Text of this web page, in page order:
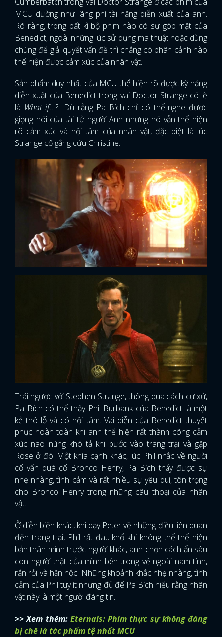
MCU dường như lãng phí tài năng diễn xuất của anh.
Rõ ràng, trong bất kì bộ phim nào có sự góp mặt của
Benedict, ngoài những lúc sử dụng ma thuật hoặc dùng
chúng để giải quyết vấn đề thì chẳng có phân cảnh nào
thể hiện được cảm xúc của nhân vật.
Sản phẩm duy nhất của MCU thể hiện rõ được kỹ năng
diễn xuất của Benedict trong vai Doctor Strange có lẽ
là What if…?. Dù rằng Pa Bích chỉ có thể nghe được
giọng nói của tài tử người Anh nhưng nó vẫn thể hiện
rõ cảm xúc và nội tâm của nhân vật, đặc biệt là lúc
Strange cố gắng cứu Christine.
Trái ngược với Stephen Strange, thông qua cách cư xử,
Pa Bích có thể thấy Phil Burbank của Benedict là một
kẻ thô lỗ và có nội tâm. Vai diễn của Benedict thuyết
phục hoàn toàn khi anh thể hiện rất thành công cảm
xúc nao núng khó tả khi bước vào trang trại và gặp
Rose ở đó. Một khía cạnh khác, lúc Phil nhắc về người
cố vấn quá cố Bronco Henry, Pa Bích thấy được sự
nhẹ nhàng, tình cảm và rất nhiều sự yêu quí, tôn trọng
cho Bronco Henry trong những câu thoại của nhân
vật.
Ở diễn biến khác, khi dạy Peter về những điều liên quan
đến trang trại, Phil rất đau khổ khi không thể thể hiện
bản thân mình trước người khác, anh chọn cách ẩn sâu
con người thật của mình bên trong vẻ ngoài nam tính,
rắn rỏi và hằn hộc. Những khoảnh khắc nhẹ nhàng, tình
cảm của Phil tuy ít nhưng đủ để Pa Bích hiểu rằng nhân
vật này là một người đáng tin.
>> Xem thêm: Eternals: Phim thực sự không đáng
bị chê là tác phẩm tệ nhất MCU